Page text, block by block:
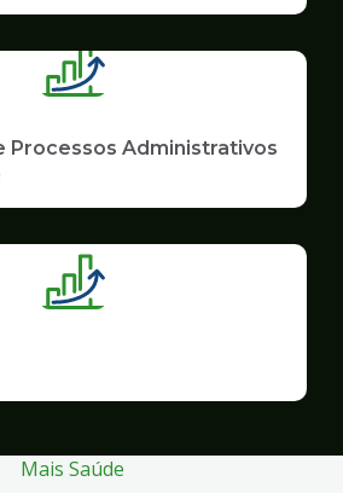
Processos Administrativos
Mais Saúde